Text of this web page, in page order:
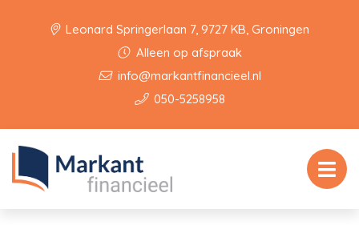
Leonard Springerlaan 7, 9727 KB, Groningen
Alleen op afspraak
info@markantfinancieel.nl
050-5258958